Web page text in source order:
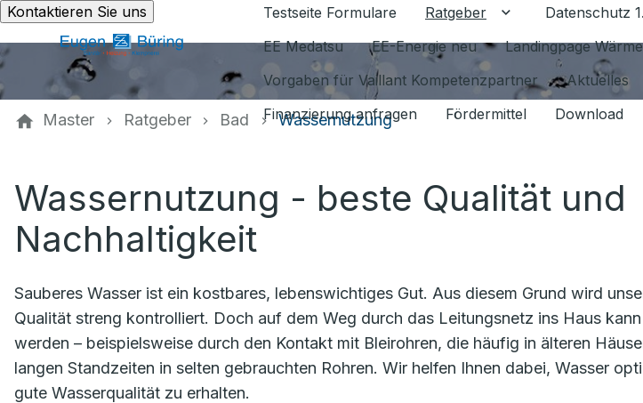
Kontaktieren Sie uns Testseite Formulare Ratgeber Untermenü für
Datenschutz
EE Medatsu
EE-Energie neu Landingpage
Vorgaben für Vaillant Kompetenzpartner
Aktuelles
Finanzierung anfragen
Fördermittel Download
Master Ratgeber Bad Wassernutzung
Wassernutzung - beste Qualität und
Nachhaltigkeit
Sauberes Wasser ist ein kostbares, lebenswichtiges Gut. Aus diesem Grund wird
Qualität streng kontrolliert. Doch auf dem Weg durch das Leitungsnetz ins Haus
werden – beispielsweise durch den Kontakt mit Bleirohren, die häufig in älteren
langen Standzeiten in selten gebrauchten Rohren. Wir helfen Ihnen dabei, Wasser
gute Wasserqualität zu erhalten.